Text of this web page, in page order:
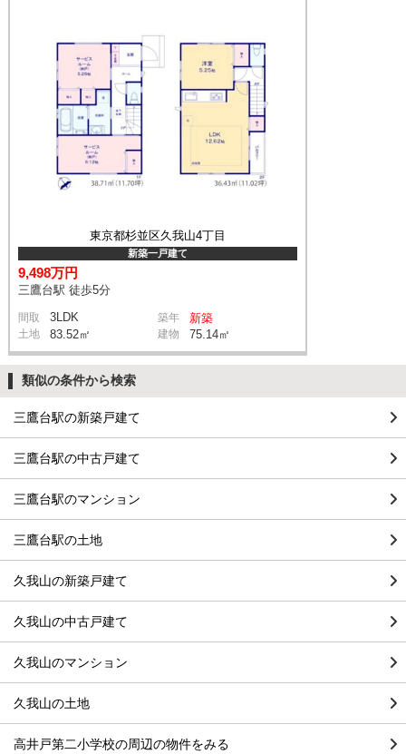
東京都杉並区久我山4丁目
新築一戸建て
9,498万円
三鷹台駅 徒歩5分
間取 3LDK 築年 新築
土地 83.52㎡ 建物 75.14㎡
類似の条件から検索
三鷹台駅の新築戸建て
三鷹台駅の中古戸建て
三鷹台駅のマンション
三鷹台駅の土地
久我山の新築戸建て
久我山の中古戸建て
久我山のマンション
久我山の土地
高井戸第二小学校の周辺の物件をみる